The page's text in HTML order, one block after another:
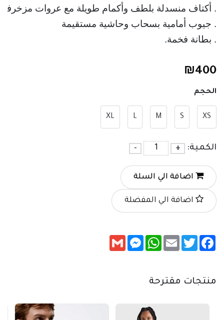
. أكتاف منسدلة بلطف وأكمام طويلة مع عروات مزخرفة
. جيوب أمامية بسحاب وحاشية مستقيمة
. بطانة فخمة.
₪400
الحجم
XS
S
M
L
XL
الكمية: +
-
اضافة الي السلة
اضافة الي المفضلة
Facebook
Twitter
Email
WhatsApp
Messenger
Gmail
منتجات مقترحة